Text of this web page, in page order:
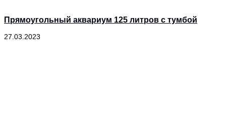
Прямоугольный аквариум 125 литров с тумбой
27.03.2023